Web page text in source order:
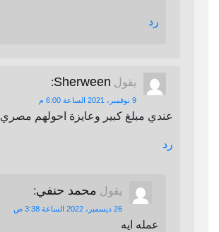
رد
يقول Sherween
:
9 نوفمبر، 2021 الساعة 6:00 م
عندي مبلغ كبير وعايزة احولهم مصري
رد
يقول محمد حنفي:
26 ديسمبر، 2022 الساعة 3:38 ص
عمله ايه